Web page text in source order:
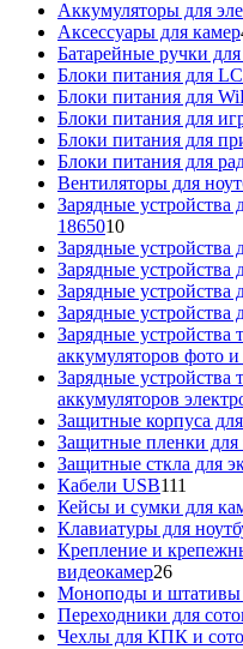
Аккумуляторы для
Аксессуары для камер
Батарейные ручки
Блоки питания для
Блоки питания для
Блоки питания для
Блоки питания для
Блоки питания для
Вентиляторы для
Зарядные устройства
186501010
товаров
Зарядные устройства
Зарядные устройства
Зарядные устройства
Зарядные устройства
Зарядные устройства
аккумуляторов фото
Зарядные устройства
аккумуляторов
Защитные корпуса
Защитные пленки для
Защитные сткла для
Кабели USB111
Кейсы и сумки для
Клавиатуры для
Крепление и
видеокамер2626
товаров
Моноподы и штативы
Переходники для
Чехлы для КПК и